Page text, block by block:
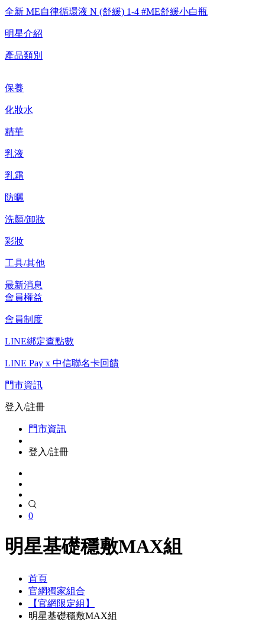
全新 ME自律循環液 N (舒緩) 1-4 #ME舒緩小白瓶
明星介紹
產品類別
保養
化妝水
精華
乳液
乳霜
防曬
洗顏/卸妝
彩妝
工具/其他
最新消息
會員權益
會員制度
LINE綁定查點數
LINE Pay x 中信聯名卡回饋
門市資訊
登入/註冊
門市資訊
登入/註冊
0
明星基礎穩敷MAX組
首頁
官網獨家組合
【官網限定組】
明星基礎穩敷MAX組